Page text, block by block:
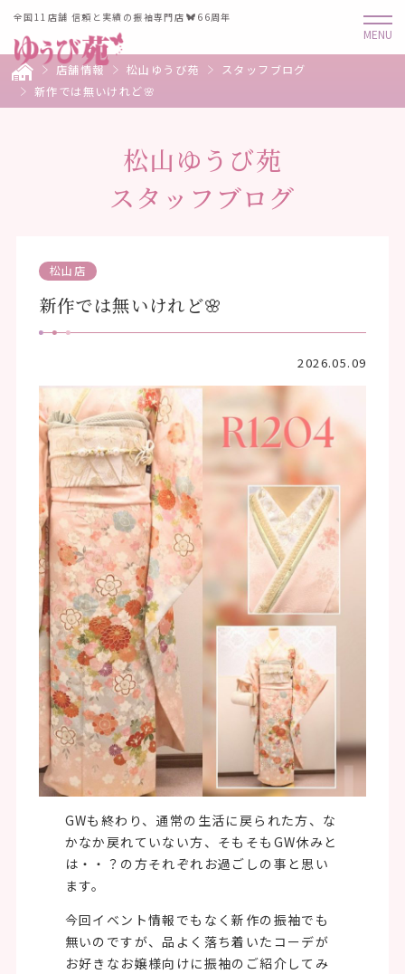
全国11店舗 信頼と実績の振袖専門店 66周年
店舗情報 松山ゆうび苑
スタッフブログ
新作では無いけれど🌸
松山ゆうび苑
スタッフブログ
松山店
新作では無いけれど🌸
2026.05.09
GWも終わり、通常の生活に戻られた方、な
かなか戻れていない方、そもそもGW休みと
は・・？の方それぞれお過ごしの事と思い
ます。
今回イベント情報でもなく新作の振袖でも
無いのですが、品よく落ち着いたコーデが
お好きなお嬢様向けに振袖のご紹介してみ